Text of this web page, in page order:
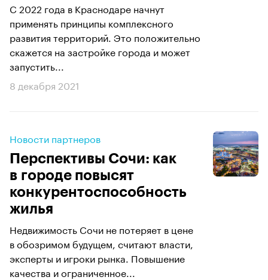
С 2022 года в Краснодаре начнут
применять принципы комплексного
развития территорий. Это положительно
скажется на застройке города и может
запустить...
8 декабря 2021
Новости партнеров
Перспективы Сочи: как
в городе повысят
конкурентоспособность
жилья
​​​​​​​Недвижимость Сочи не потеряет в цене
в обозримом будущем, считают власти,
эксперты и игроки рынка. Повышение
качества и ограниченное...